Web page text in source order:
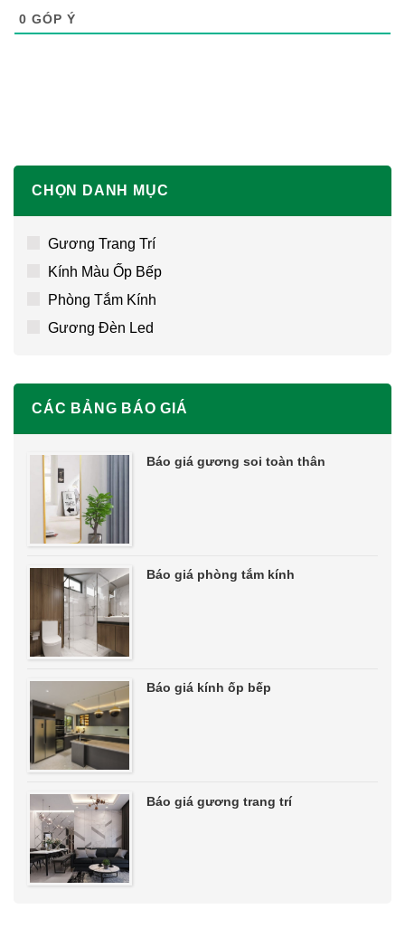
CHỌN DANH MỤC
Gương Trang Trí
Kính Màu Ốp Bếp
Phòng Tắm Kính
Gương Đèn Led
CÁC BẢNG BÁO GIÁ
Báo giá gương soi toàn thân
Báo giá phòng tắm kính
Báo giá kính ốp bếp
Báo giá gương trang trí
0 GÓP Ý